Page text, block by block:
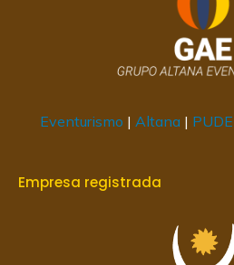
Eventurismo | Altana | PUDE
Empresa registrada